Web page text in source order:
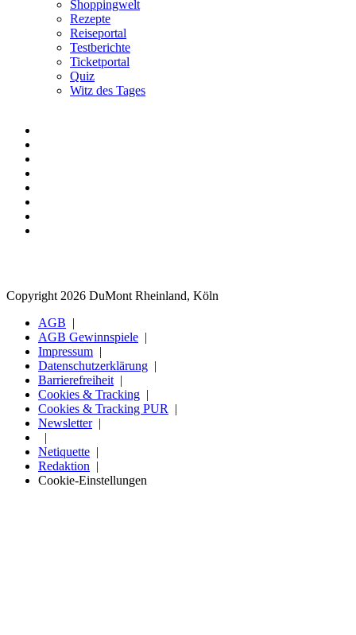
Shoppingwelt
Rezepte
Reiseportal
Testberichte
Ticketportal
Quiz
Witz des Tages
Copyright 2026 DuMont Rheinland, Köln
AGB
AGB Gewinnspiele
Impressum
Datenschutzerklärung
Barrierefreiheit
Cookies & Tracking
Cookies & Tracking PUR
Newsletter
Netiquette
Redaktion
Cookie-Einstellungen